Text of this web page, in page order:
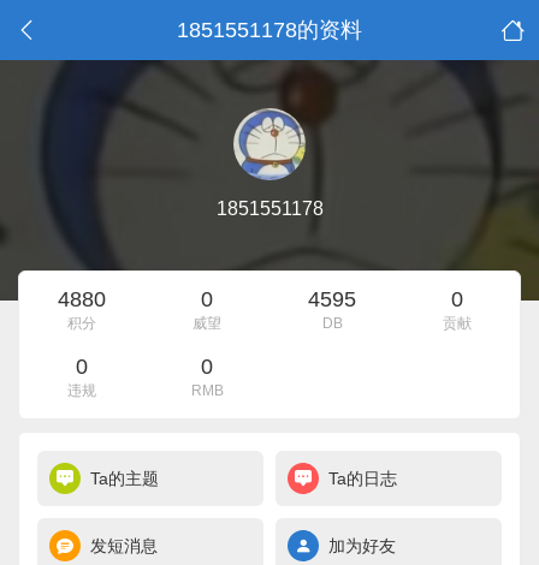
1851551178的资料
1851551178
4880
积分
0
威望
4595
DB
0
贡献
0
违规
0
RMB
Ta的主题 Ta的日志
发短消息 加为好友